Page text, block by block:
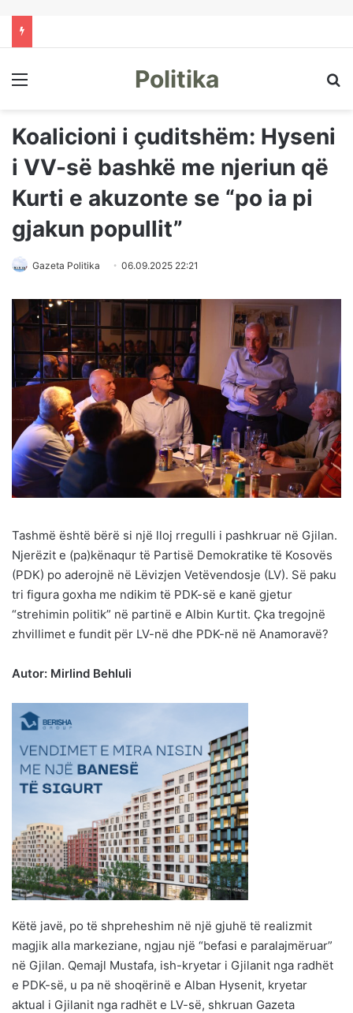
Menu Politika
Koalicioni i çuditshëm: Hyseni
i VV-së bashkë me njeriun që
Kurti e akuzonte se “po ia pi
gjakun popullit”
Gazeta Politika 06.09.2025 22:21
Tashmë është bërë si një lloj rregulli i pashkruar në Gjilan.
Njerëzit e (pa)kënaqur të Partisë Demokratike të Kosovës
(PDK) po aderojnë në Lëvizjen Vetëvendosje (LV). Së paku
tri figura goxha me ndikim të PDK-së e kanë gjetur
“strehimin politik” në partinë e Albin Kurtit. Çka tregojnë
zhvillimet e fundit për LV-në dhe PDK-në në Anamoravë?
Autor: Mirlind Behluli
Këtë javë, po të shpreheshim në një gjuhë të realizmit
magjik alla markeziane, ngjau një “befasi e paralajmëruar”
në Gjilan. Qemajl Mustafa, ish-kryetar i Gjilanit nga radhët
e PDK-së, u pa në shoqërinë e Alban Hysenit, kryetar
aktual i Gjilanit nga radhët e LV-së, shkruan Gazeta